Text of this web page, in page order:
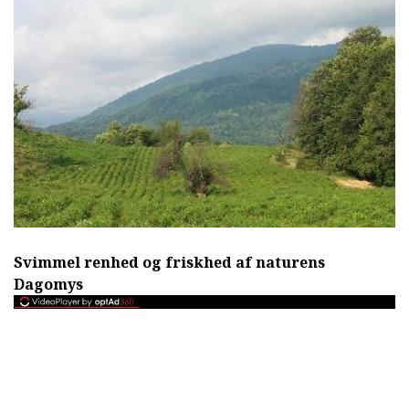
Svimmel renhed og friskhed af naturens
Dagomys